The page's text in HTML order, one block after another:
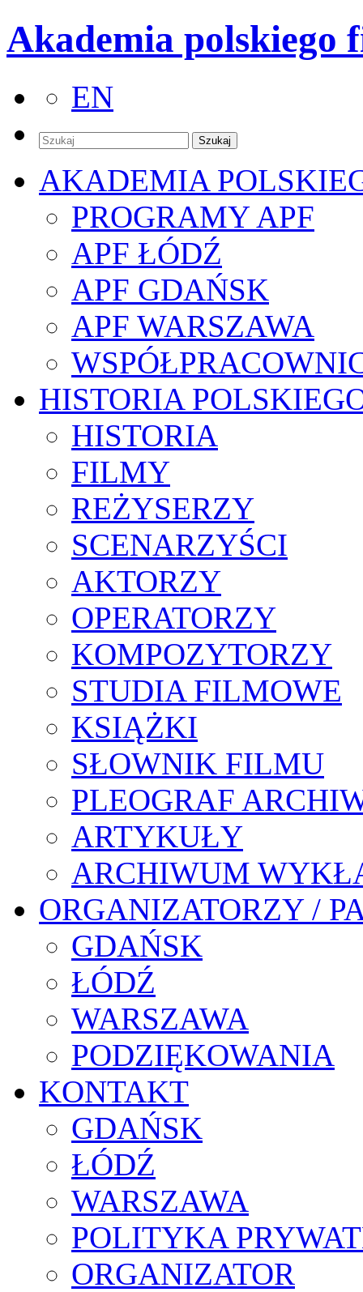
Akademia polskiego
EN
AKADEMIA
PROGRAMY APF
APF ŁÓDŹ
APF GDAŃSK
APF WARSZAWA
HISTORIA
HISTORIA
FILMY
REŻYSERZY
SCENARZYŚCI
AKTORZY
OPERATORZY
KOMPOZYTORZY
STUDIA FILMOWE
KSIĄŻKI
SŁOWNIK FILMU
PLEOGRAF
ARTYKUŁY
ARCHIWUM
ORGANIZATORZY /
GDAŃSK
ŁÓDŹ
WARSZAWA
PODZIĘKOWANIA
KONTAKT
GDAŃSK
ŁÓDŹ
WARSZAWA
POLITYKA
ORGANIZATOR